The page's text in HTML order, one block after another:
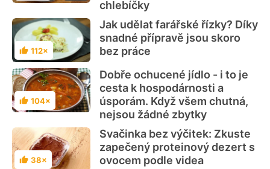
chlebíčky
Hodnocení
112×
Jak udělat farářské řízky? Díky
snadné přípravě jsou skoro
bez práce
Hodnocení
104×
Dobře ochucené jídlo - i to je
cesta k hospodárnosti a
úsporám. Když všem chutná,
nejsou žádné zbytky
Hodnocení
38×
Svačinka bez výčitek: Zkuste
zapečený proteinový dezert s
ovocem podle videa